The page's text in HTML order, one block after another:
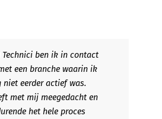
Technici ben ik in contact
een branche waarin ik
niet eerder actief was.
met mij meegedacht en
het hele proces